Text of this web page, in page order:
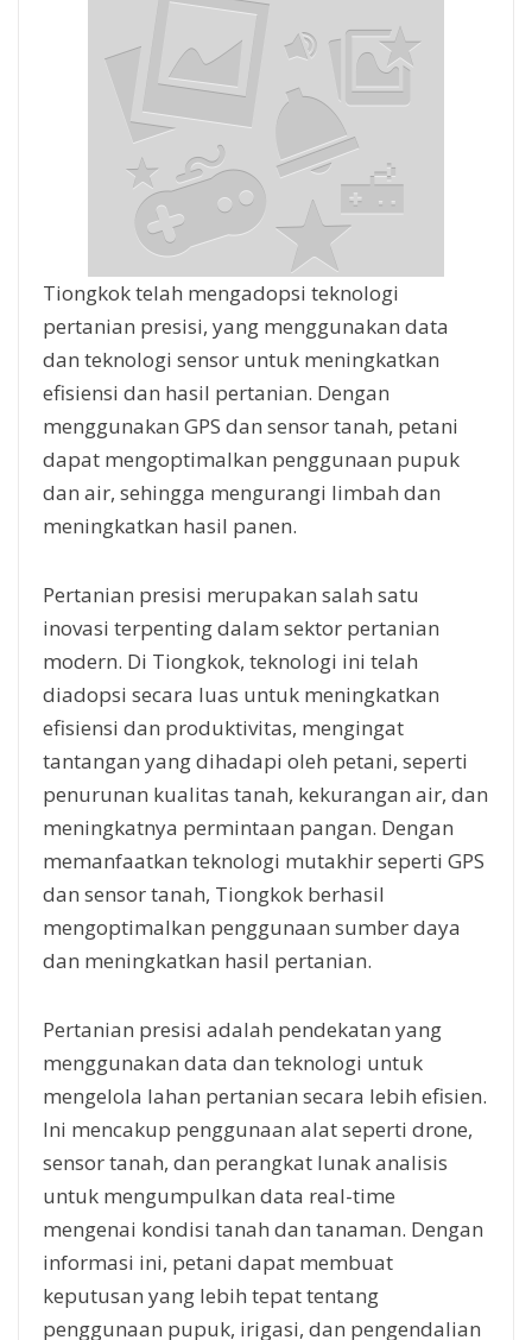
Tiongkok telah mengadopsi teknologi
pertanian presisi, yang menggunakan data
dan teknologi sensor untuk meningkatkan
efisiensi dan hasil pertanian. Dengan
menggunakan GPS dan sensor tanah, petani
dapat mengoptimalkan penggunaan pupuk
dan air, sehingga mengurangi limbah dan
meningkatkan hasil panen.
Pertanian presisi merupakan salah satu
inovasi terpenting dalam sektor pertanian
modern. Di Tiongkok, teknologi ini telah
diadopsi secara luas untuk meningkatkan
efisiensi dan produktivitas, mengingat
tantangan yang dihadapi oleh petani, seperti
penurunan kualitas tanah, kekurangan air, dan
meningkatnya permintaan pangan. Dengan
memanfaatkan teknologi mutakhir seperti GPS
dan sensor tanah, Tiongkok berhasil
mengoptimalkan penggunaan sumber daya
dan meningkatkan hasil pertanian.
Pertanian presisi adalah pendekatan yang
menggunakan data dan teknologi untuk
mengelola lahan pertanian secara lebih efisien.
Ini mencakup penggunaan alat seperti drone,
sensor tanah, dan perangkat lunak analisis
untuk mengumpulkan data real-time
mengenai kondisi tanah dan tanaman. Dengan
informasi ini, petani dapat membuat
keputusan yang lebih tepat tentang
penggunaan pupuk, irigasi, dan pengendalian